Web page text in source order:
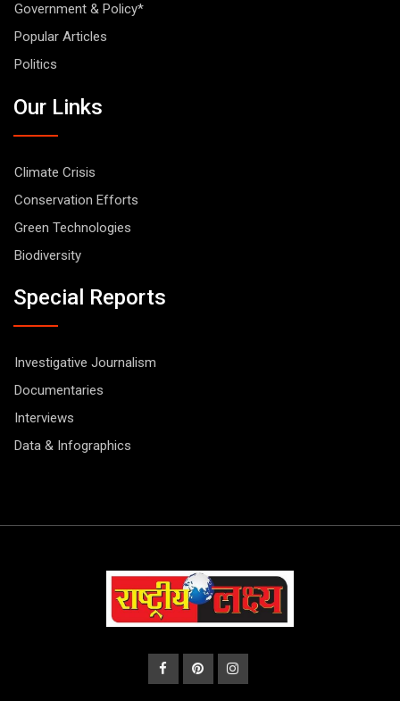
Government & Policy*
Popular Articles
Politics
Our Links
Climate Crisis
Conservation Efforts
Green Technologies
Biodiversity
Special Reports
Investigative Journalism
Documentaries
Interviews
Data & Infographics